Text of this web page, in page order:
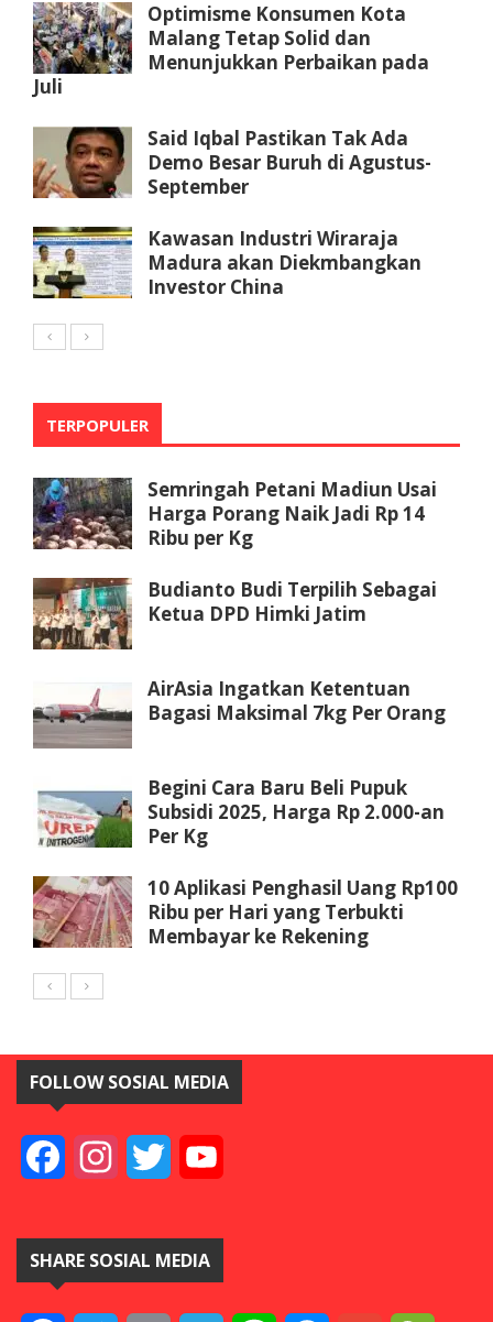
Optimisme Konsumen Kota
Malang Tetap Solid dan
Menunjukkan Perbaikan pada
Juli
Said Iqbal Pastikan Tak Ada
Demo Besar Buruh di Agustus-
September
Kawasan Industri Wiraraja
Madura akan Diekmbangkan
Investor China
TERPOPULER
Semringah Petani Madiun Usai
Harga Porang Naik Jadi Rp 14
Ribu per Kg
Budianto Budi Terpilih Sebagai
Ketua DPD Himki Jatim
AirAsia Ingatkan Ketentuan
Bagasi Maksimal 7kg Per Orang
Begini Cara Baru Beli Pupuk
Subsidi 2025, Harga Rp 2.000-an
Per Kg
10 Aplikasi Penghasil Uang Rp100
Ribu per Hari yang Terbukti
Membayar ke Rekening
FOLLOW SOSIAL MEDIA
FacebookInstagramTwitter
SHARE SOSIAL MEDIA